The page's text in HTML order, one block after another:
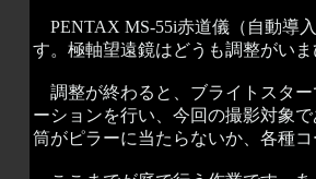
PENTAX MS-55i赤道儀（自動導
す。極軸望遠鏡はどうも調整がいま
調整が終わると、ブライトスター
ーションを行い、今回の撮影対象
筒がピラーに当たらないか、各種